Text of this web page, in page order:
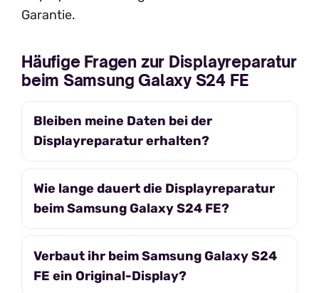
Garantie.
Häufige Fragen zur Displayreparatur
beim Samsung Galaxy S24 FE
Bleiben meine Daten bei der
Displayreparatur erhalten?
Wie lange dauert die Displayreparatur
beim Samsung Galaxy S24 FE?
Verbaut ihr beim Samsung Galaxy S24
FE ein Original-Display?